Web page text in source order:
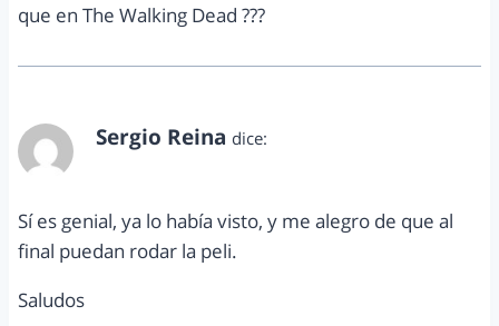
que en The Walking Dead ???
Sergio Reina dice:
Sí es genial, ya lo había visto, y me alegro de que al
final puedan rodar la peli.
Saludos